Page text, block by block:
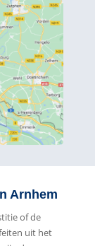
Arnhem
of de
uit het